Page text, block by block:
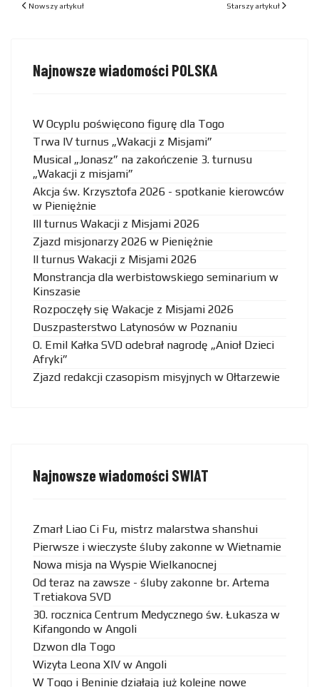
Poprzedni artykuł: W Wierzbowcu rozpoczęły się "Wakacje z Bogiem"
Nowszy artykuł Następny artykuł:
Starszy artykuł
Najnowsze wiadomości POLSKA
W Ocyplu poświęcono figurę dla Togo
Trwa IV turnus „Wakacji z Misjami”
Musical „Jonasz” na zakończenie 3. turnusu
„Wakacji z misjami”
Akcja św. Krzysztofa 2026 - spotkanie kierowców
w Pieniężnie
III turnus Wakacji z Misjami 2026
Zjazd misjonarzy 2026 w Pieniężnie
II turnus Wakacji z Misjami 2026
Monstrancja dla werbistowskiego seminarium w
Kinszasie
Rozpoczęły się Wakacje z Misjami 2026
Duszpasterstwo Latynosów w Poznaniu
O. Emil Kałka SVD odebrał nagrodę „Anioł Dzieci
Afryki”
Zjazd redakcji czasopism misyjnych w Ołtarzewie
Najnowsze wiadomości SWIAT
Zmarł Liao Ci Fu, mistrz malarstwa shanshui
Pierwsze i wieczyste śluby zakonne w Wietnamie
Nowa misja na Wyspie Wielkanocnej
Od teraz na zawsze - śluby zakonne br. Artema
Tretiakova SVD
30. rocznica Centrum Medycznego św. Łukasza w
Kifangondo w Angoli
Dzwon dla Togo
Wizyta Leona XIV w Angoli
W Togo i Beninie działają już kolejne nowe